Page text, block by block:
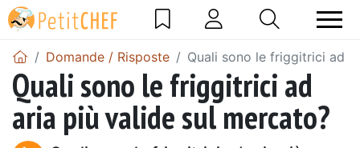
Domande / Risposte Quali sono le friggitrici ad
Quali sono le friggitrici ad
aria più valide sul mercato?